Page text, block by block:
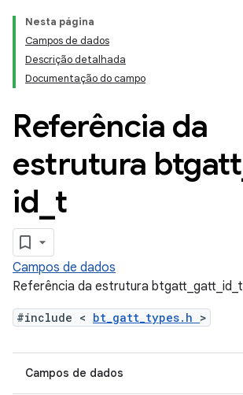
Nesta página
Campos de dados
Descrição detalhada
Documentação do campo
Referência da
estrutura btgatt
id t
Campos de dados
Referência da estrutura btgatt_gatt_id_t
#include < bt_gatt_types.h >
Campos de dados